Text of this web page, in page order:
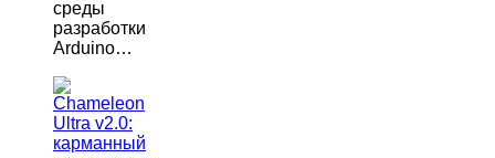
среды
разработки
Arduino…